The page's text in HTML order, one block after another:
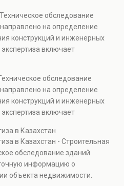
оценку эксплуатационной
при покупке
ремонте и реконструкции
разбирательствах и
обследование
на определение
конструкций и инженерных
включает
безопасности.
покупке недвижимости,
реконструкции объектов, а
и технических
обследование
на определение
конструкций и инженерных
включает
безопасности.
покупке недвижимости,
реконструкции объектов, а
и технических
в Казахстан
в Казахстан - Строительная
обследование зданий
информацию о
объекта недвижимости.